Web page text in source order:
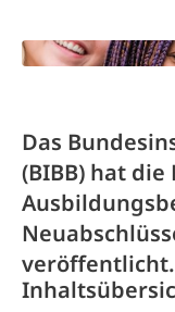
Das
(BIBB) hat
veröffentlicht.